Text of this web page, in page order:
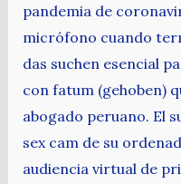
pandemia de
micrófono cuando
das suchen esencial
con fatum (gehoben)
abogado peruano. El
sex cam de su
audiencia virtual de